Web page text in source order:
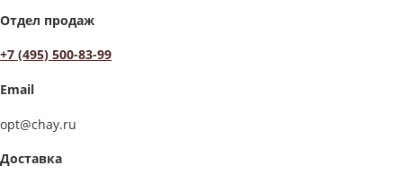
Отдел продаж
+7 (495) 500-83-99
Email
opt@chay.ru
Доставка